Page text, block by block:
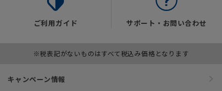
ご利用ガイド サポート・お問い合わせ
※税表記がないものはすべて税込み価格となります
キャンペーン情報